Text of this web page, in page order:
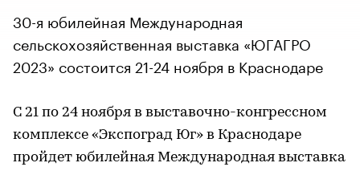
30-я юбилейная Международная
сельскохозяйственная выставка «ЮГАГРО
2023» состоится 21-24 ноября в Краснодаре
С 21 по 24 ноября в выставочно-конгрессном
комплексе «Экспоград Юг» в Краснодаре
пройдет юбилейная Международная выставка